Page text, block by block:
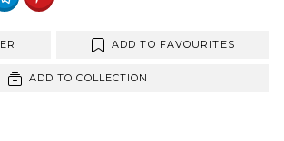
ADD TO FAVOURITES
ADD TO COLLECTION